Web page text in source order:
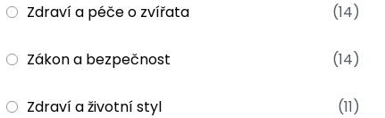
Zdraví a péče o zvířata (14)
Zákon a bezpečnost (14)
Zdraví a životní styl (11)